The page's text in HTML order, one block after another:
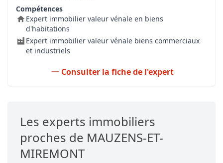
Compétences
Expert immobilier valeur vénale en biens
d'habitations
Expert immobilier valeur vénale biens commerciaux
et industriels
Consulter la fiche de l'expert
Les experts immobiliers
proches de MAUZENS-ET-
MIREMONT